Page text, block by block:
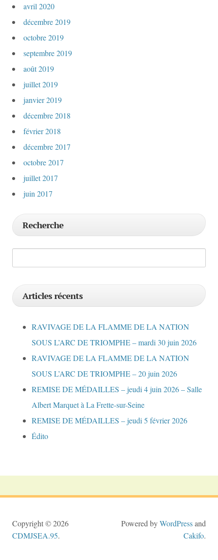
avril 2020
décembre 2019
octobre 2019
septembre 2019
août 2019
juillet 2019
janvier 2019
décembre 2018
février 2018
décembre 2017
octobre 2017
juillet 2017
juin 2017
Recherche
Articles récents
RAVIVAGE DE LA FLAMME DE LA NATION
SOUS L’ARC DE TRIOMPHE – mardi 30 juin 2026
RAVIVAGE DE LA FLAMME DE LA NATION
SOUS L’ARC DE TRIOMPHE – 20 juin 2026
REMISE DE MÉDAILLES – jeudi 4 juin 2026 – Salle
Albert Marquet à La Frette-sur-Seine
REMISE DE MÉDAILLES – jeudi 5 février 2026
Édito
Copyright © 2026
CDMJSEA.95.
Powered byWordPressand
Cakifo.